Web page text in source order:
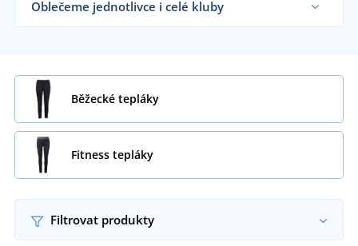
Oblečeme jednotlivce i celé kluby
Běžecké tepláky
Fitness tepláky
Filtrovat produkty